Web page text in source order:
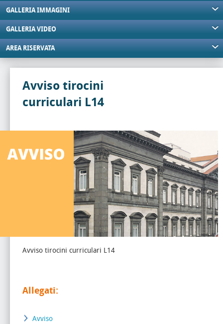
GALLERIA IMMAGINI
GALLERIA VIDEO
AREA RISERVATA
Avviso tirocini
curriculari L14
Avviso tirocini curriculari L14
Allegati:
Avviso